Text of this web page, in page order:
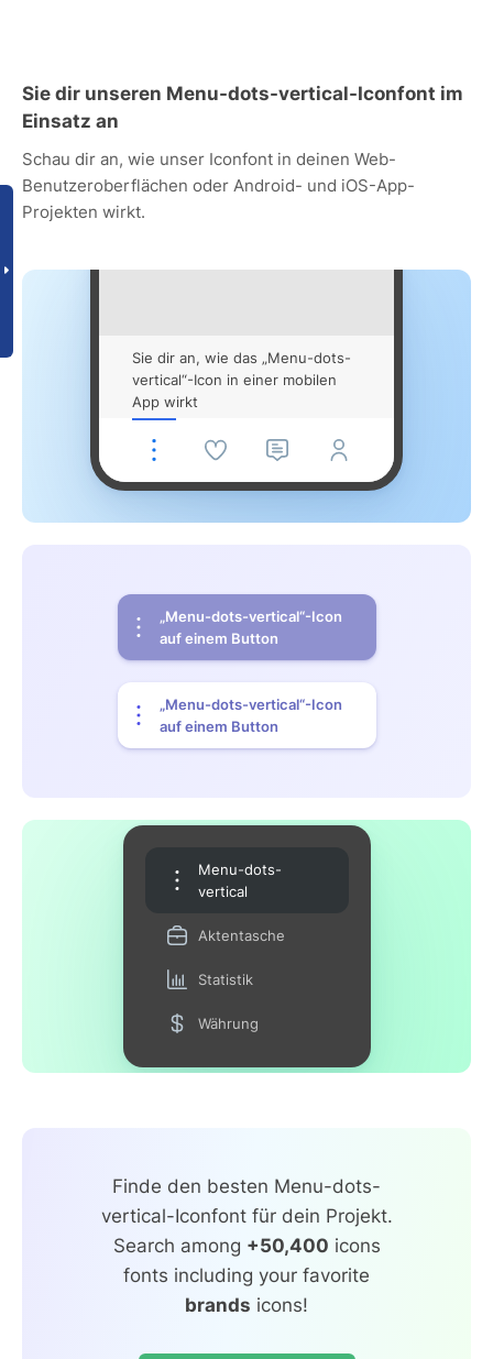
Sie dir unseren Menu-dots-vertical-Iconfont im
Einsatz an
Schau dir an, wie unser Iconfont in deinen Web-
Benutzeroberflächen oder Android- und iOS-App-
Projekten wirkt.
Sie dir an, wie das „Menu-dots-
vertical“-Icon in einer mobilen
App wirkt
„Menu-dots-vertical“-Icon
auf einem Button
„Menu-dots-vertical“-Icon
auf einem Button
Menu-dots-
vertical
Aktentasche
Statistik
Währung
Finde den besten Menu-dots-
vertical-Iconfont für dein Projekt.
Search among +50,400 icons
fonts including your favorite
brands icons!